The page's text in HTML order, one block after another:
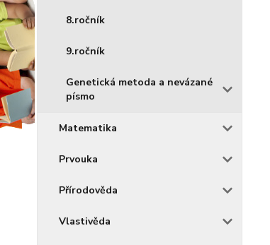
8.ročník
9.ročník
Genetická metoda a nevázané
písmo
Matematika
Prvouka
Přírodověda
Vlastivěda